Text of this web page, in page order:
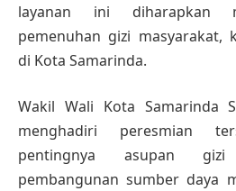
layanan ini diharapkan
pemenuhan gizi masyarakat,
di Kota Samarinda.
Wakil Wali Kota Samarinda
menghadiri peresmian
pentingnya asupan
pembangunan sumber daya